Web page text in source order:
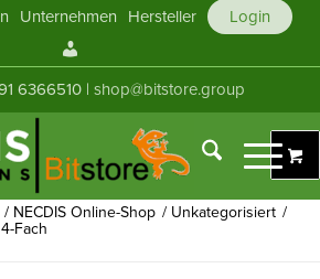
Unternehmen Hersteller
Login
Konto
6366510 |shop@bitstore.group
/ NECDIS Online-Shop / Unkategorisiert /
Fach